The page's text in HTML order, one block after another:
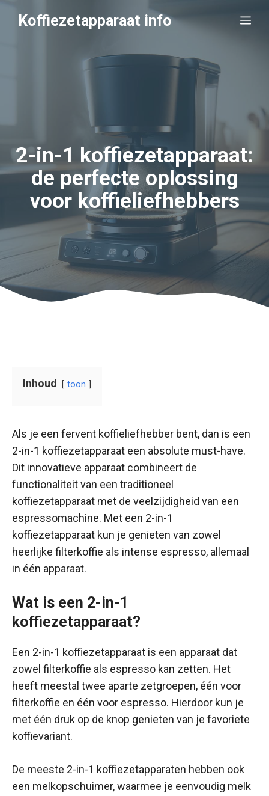
naarKoffiezetapparaat info
2-in-1 koffiezetapparaat:
de perfecte oplossing
voor koffieliefhebbers
Inhoud toon
Als je een fervent koffieliefhebber bent, dan is een
2-in-1 koffiezetapparaat een absolute must-have.
Dit innovatieve apparaat combineert de
functionaliteit van een traditioneel
koffiezetapparaat met de veelzijdigheid van een
espressomachine. Met een 2-in-1
koffiezetapparaat kun je genieten van zowel
heerlijke filterkoffie als intense espresso, allemaal
in één apparaat.
Wat is een 2-in-1
koffiezetapparaat?
Een 2-in-1 koffiezetapparaat is een apparaat dat
zowel filterkoffie als espresso kan zetten. Het
heeft meestal twee aparte zetgroepen, één voor
filterkoffie en één voor espresso. Hierdoor kun je
met één druk op de knop genieten van je favoriete
koffievariant.
De meeste 2-in-1 koffiezetapparaten hebben ook
een melkopschuimer, waarmee je eenvoudig melk